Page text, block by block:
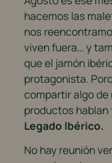
hacemos las
nos
viven fuera… y
que el jamón
protagonista.
compartir algo
productos
Legado Ibérico.
No hay reunión